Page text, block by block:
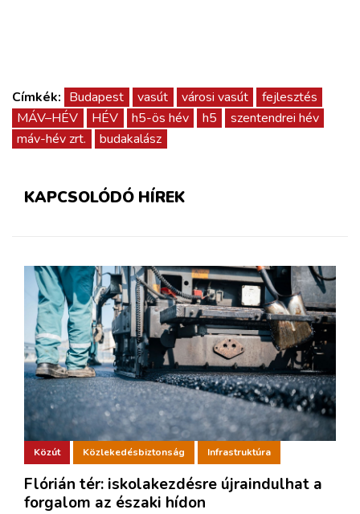
Címkék: Budapest vasút városi vasút
fejlesztés
MÁV–HÉV
HÉV h5-ös hév h5
szentendrei hév
máv-hév zrt.
budakalász
KAPCSOLÓDÓ HÍREK
Közút Közlekedésbiztonság Infrastruktúra
Flórián tér: iskolakezdésre újraindulhat a
forgalom az északi hídon